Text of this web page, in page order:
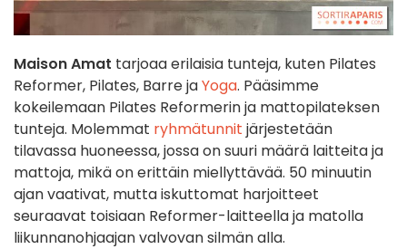
Maison Amat tarjoaa erilaisia tunteja, kuten Pilates
Reformer, Pilates, Barre jaYoga. Pääsimme
kokeilemaan Pilates Reformerin ja mattopilateksen
tunteja. Molemmat ryhmätunnit järjestetään
tilavassa huoneessa, jossa on suuri määrä laitteita ja
mattoja, mikä on erittäin miellyttävää. 50 minuutin
ajan vaativat, mutta iskuttomat harjoitteet
seuraavat toisiaan Reformer-laitteella ja matolla
liikunnanohjaajan valvovan silmän alla.